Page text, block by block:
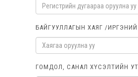
БАЙГУУЛЛАГЫН ХАЯГ /
ГОМДОЛ, САНАЛ ХҮСЭЛТИЙН